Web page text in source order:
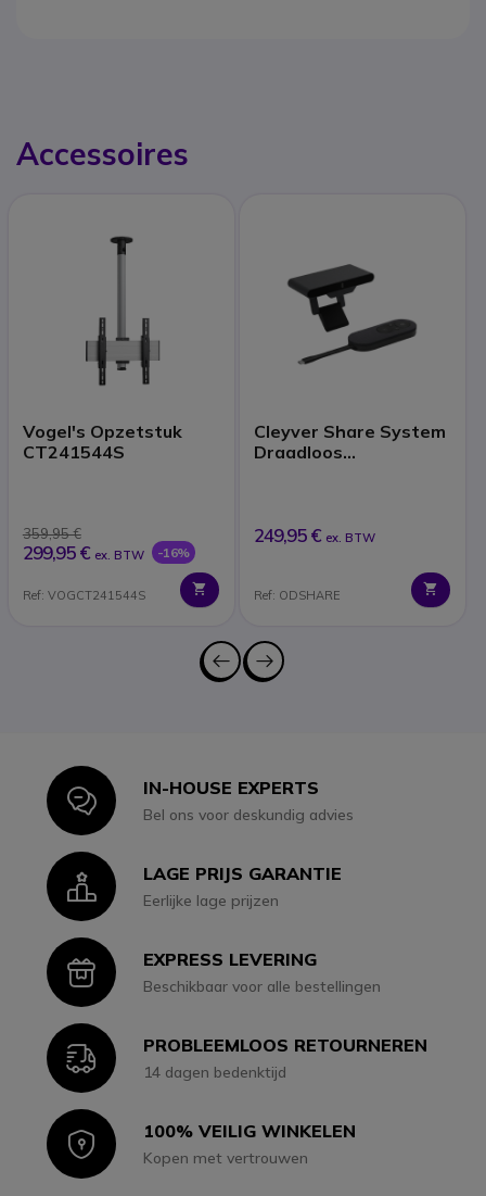
Accessoires
Vogel's Opzetstuk
CT241544S
359,95 €
299,95 € ex. BTW -16%
Ref: VOGCT241544S
Cleyver Share System
Draadloos
249,95 € ex. BTW
Ref: ODSHARE
IconIN-HOUSE EXPERTS
Bel ons voor deskundig advies
IconLAGE PRIJS GARANTIE
Eerlijke lage prijzen
IconEXPRESS LEVERING
Beschikbaar voor alle bestellingen
IconPROBLEEMLOOS RETOURNEREN
14 dagen bedenktijd
Icon100% VEILIG WINKELEN
Kopen met vertrouwen